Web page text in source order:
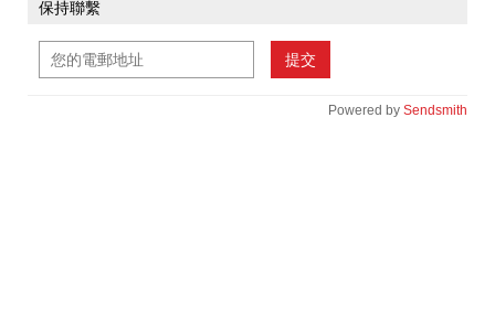
保持聯繫
提交
Powered by Sendsmith